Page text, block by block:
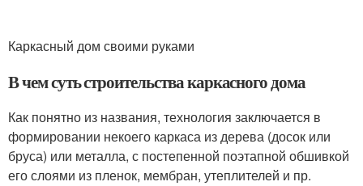
Каркасный дом своими руками
В чем суть строительства каркасного дома
Как понятно из названия, технология заключается в
формировании некоего каркаса из дерева (досок или
бруса) или металла, с постепенной поэтапной обшивкой
его слоями из пленок, мембран, утеплителей и пр.